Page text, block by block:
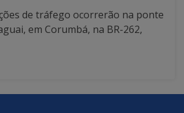
de tráfego ocorrerão na ponte
em Corumbá, na BR-262,